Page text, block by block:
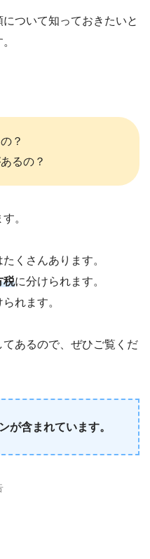
ついて知っておきたいと
？
るの？
。
くさんあります。
税に分けられます。
れます。
あるので、ぜひご覧くだ
が含まれています。